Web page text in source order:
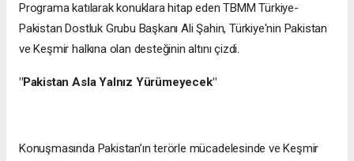
Programa katılarak konuklara hitap eden TBMM Türkiye-
Pakistan Dostluk Grubu Başkanı Ali Şahin, Türkiye'nin Pakistan
ve Keşmir halkına olan desteğinin altını çizdi.
"Pakistan Asla Yalnız Yürümeyecek"
Konuşmasında Pakistan’ın terörle mücadelesinde ve Keşmir